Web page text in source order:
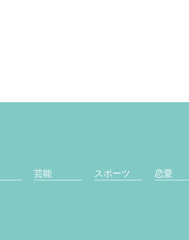
芸能 スポーツ 恋愛